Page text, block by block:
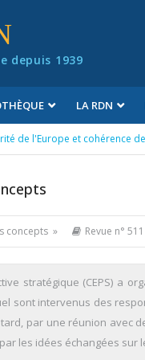
depuis 1939
LA RDN
de l'Europe et cohérence
concepts » Revue n°
stratégique (CEPS) a
sont intervenus des
par une réunion avec
les idées échangées